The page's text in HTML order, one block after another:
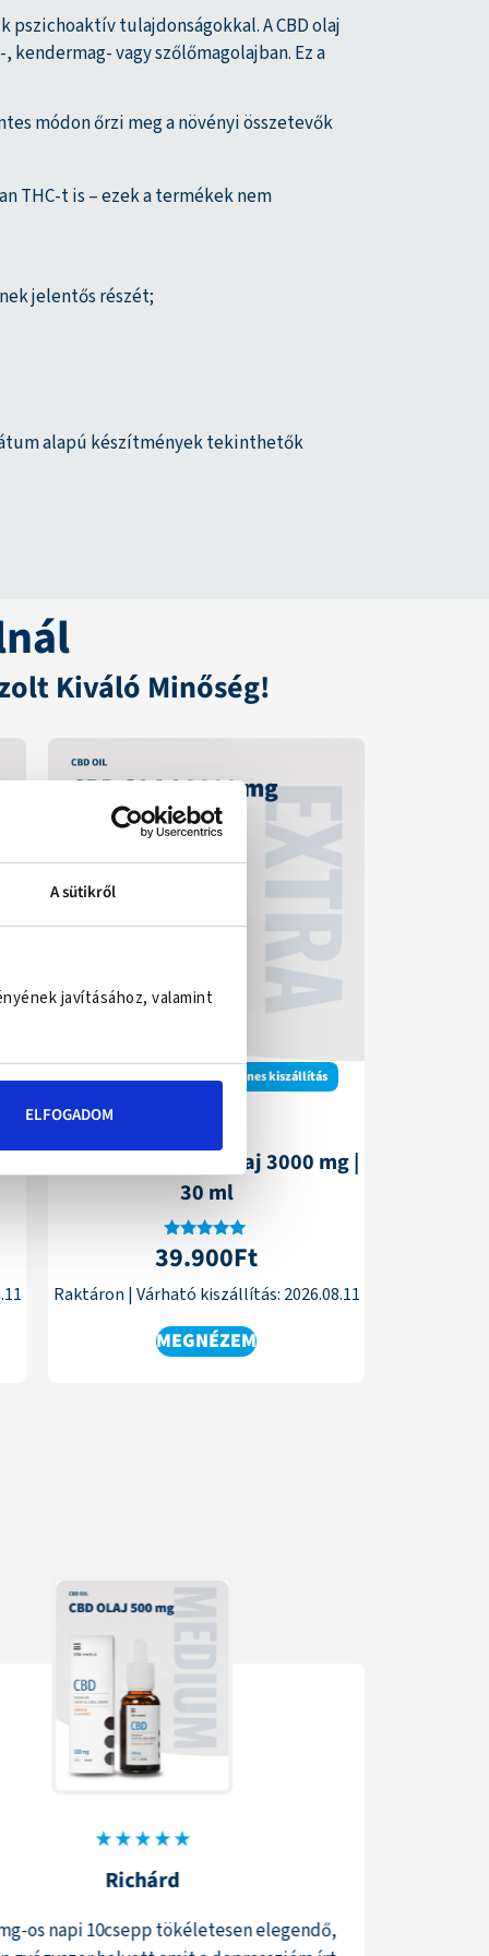
A sütikről
javításához, valamint
ELFOGADOM
tulajdonságokkal. A CBD olaj
vagy szőlőmagolajban. Ez a
módon őrzi meg a növényi összetevők
THC-t is – ezek a termékek nem
jelentős részét;
alapú készítmények tekinthetők
Kiváló Minőség!
Ingyenes kiszállítás
USA medical CBD Olaj 3000 mg |
30 ml
Értékelés:
4.88
39.900Ft
Raktáron |Várható kiszállítás: 2026.08.11
MEGNÉZEM
Richárd
os napi 10csepp tökéletesen elegendő,